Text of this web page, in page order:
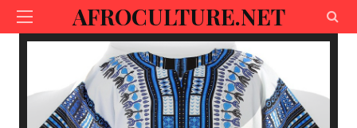
AFROCULTURE.NET